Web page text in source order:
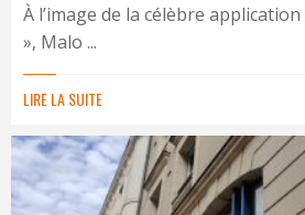
À l’image de la célèbre
», Malo ...
LIRE LA SUITE